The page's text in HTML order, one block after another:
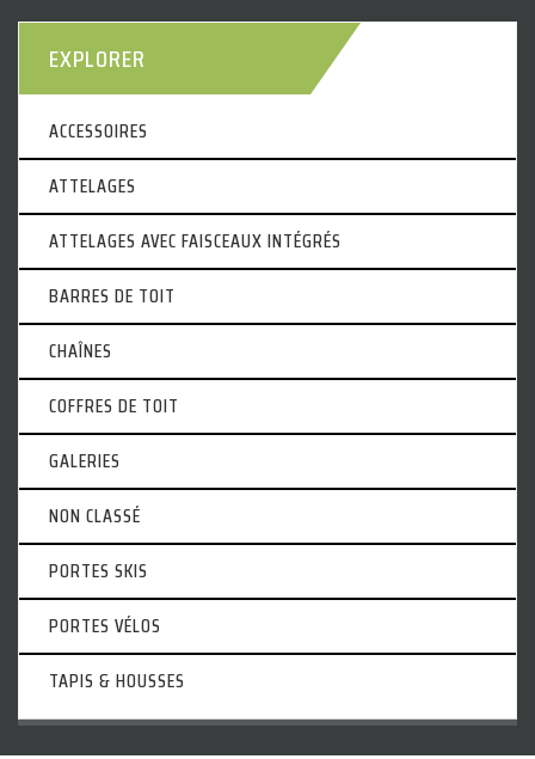
EXPLORER
ACCESSOIRES
ATTELAGES
ATTELAGES AVEC FAISCEAUX INTÉGRÉS
BARRES DE TOIT
CHAÎNES
COFFRES DE TOIT
GALERIES
NON CLASSÉ
PORTES SKIS
PORTES VÉLOS
TAPIS & HOUSSES